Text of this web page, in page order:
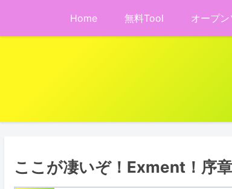
Home 無料Tool オープン
ここが凄いぞ！Exment！序章